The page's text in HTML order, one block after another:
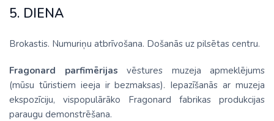
5. DIENA
Brokastis. Numuriņu atbrīvošana. Došanās uz pilsētas centru.
Fragonard parfimērijas vēstures muzeja apmeklējums
(mūsu tūristiem ieeja ir bezmaksas). Iepazīšanās ar muzeja
ekspozīciju, vispopulārāko Fragonard fabrikas produkcijas
paraugu demonstrēšana.